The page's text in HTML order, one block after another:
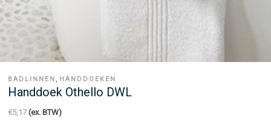
BADLINNEN HANDDOEKEN
Handdoek Othello DWL
€5,17(ex. BTW)